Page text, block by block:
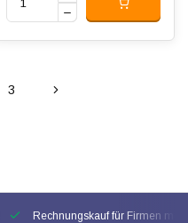
3
Rechnungskauf für Firmen